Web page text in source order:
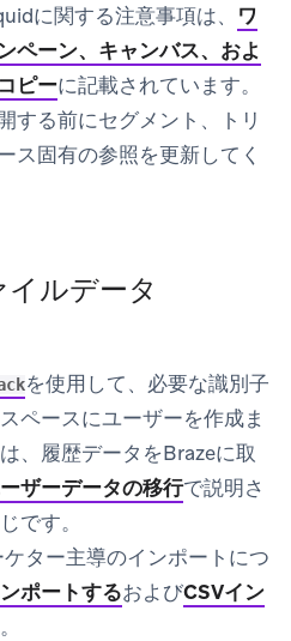
に関する注意事項は、 ワ
ペーン、キャンバス、およ
ピーに記載されています。
する前にセグメント、トリ
ス固有の参照を更新してく
ルデータ
を使用して、必要な識別子
ペースにユーザーを作成ま
、履歴データをBrazeに取
ザーデータの移行で説明さ
です。
ケター主導のインポートにつ
ポートするおよびCSVイン